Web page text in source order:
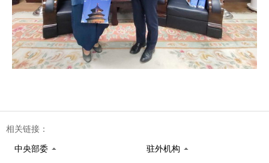
相关链接：
中央部委 驻外机构